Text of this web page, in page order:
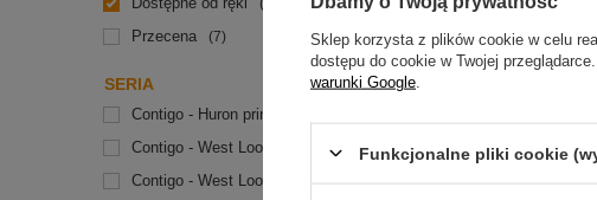
Przecena 7
SERIA
Contigo - Huron printed
Contigo - West Loop printed
4
Contigo - West Loop with engraving
Sklep korzysta z plików cookie w celu
dostępu do cookie w Twojej
warunki Google
Funkcjonalne pliki cookie